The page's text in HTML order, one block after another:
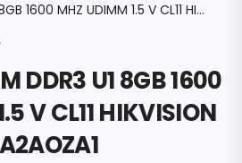
MEMORIA RAM DDR3 U1 8GB 1600 MHZ UDIMM 1.5 V CL11 HIKVISION HKED3081BAA2AOZA1
DDR3 U1 8GB 1600
V CL11 HIKVISION